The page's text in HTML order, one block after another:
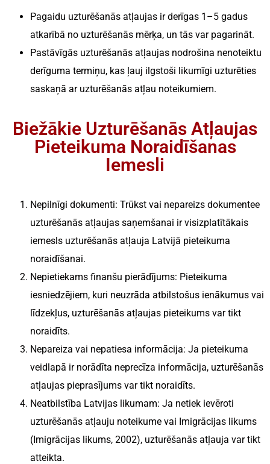
Pagaidu uzturēšanās atļaujas ir derīgas 1–5 gadus
atkarībā no uzturēšanās mērķa, un tās var pagarināt.
Pastāvīgās uzturēšanās atļaujas nodrošina nenoteiktu
derīguma termiņu, kas ļauj ilgstoši likumīgi uzturēties
saskaņā ar uzturēšanās atļau noteikumiem.
Biežākie Uzturēšanās Atļaujas
Pieteikuma Noraidīšanas
Iemesli
Nepilnīgi dokumenti: Trūkst vai nepareizs dokumentee
uzturēšanās atļaujas saņemšanai ir visizplatītākais
iemesls uzturēšanās atļauja Latvijā pieteikuma
noraidīšanai.
Nepietiekams finanšu pierādījums: Pieteikuma
iesniedzējiem, kuri neuzrāda atbilstošus ienākumus vai
līdzekļus, uzturēšanās atļaujas pieteikums var tikt
noraidīts.
Nepareiza vai nepatiesa informācija: Ja pieteikuma
veidlapā ir norādīta neprecīza informācija, uzturēšanās
atļaujas pieprasījums var tikt noraidīts.
Neatbilstība Latvijas likumam: Ja netiek ievēroti
uzturēšanās atļauju noteikume vai Imigrācijas likums
(Imigrācijas likums, 2002), uzturēšanās atļauja var tikt
atteikta.